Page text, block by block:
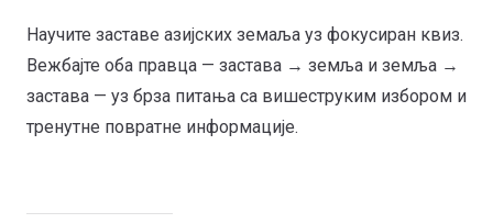
Научите заставе азијских земаља уз фокусиран квиз.
Вежбајте оба правца — застава → земља и земља →
застава — уз брза питања са вишеструким избором и
тренутне повратне информације.